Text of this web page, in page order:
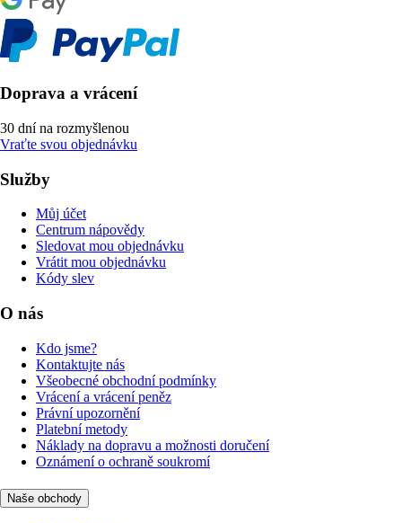
Doprava a vrácení
30 dní na rozmyšlenou
Vraťte svou objednávku
Služby
Můj účet
Centrum nápovědy
Sledovat mou objednávku
Vrátit mou objednávku
Kódy slev
O nás
Kdo jsme?
Kontaktujte nás
Všeobecné obchodní podmínky
Vrácení a vrácení peněz
Právní upozornění
Platební metody
Náklady na dopravu a možnosti doručení
Oznámení o ochraně soukromí
Naše obchody